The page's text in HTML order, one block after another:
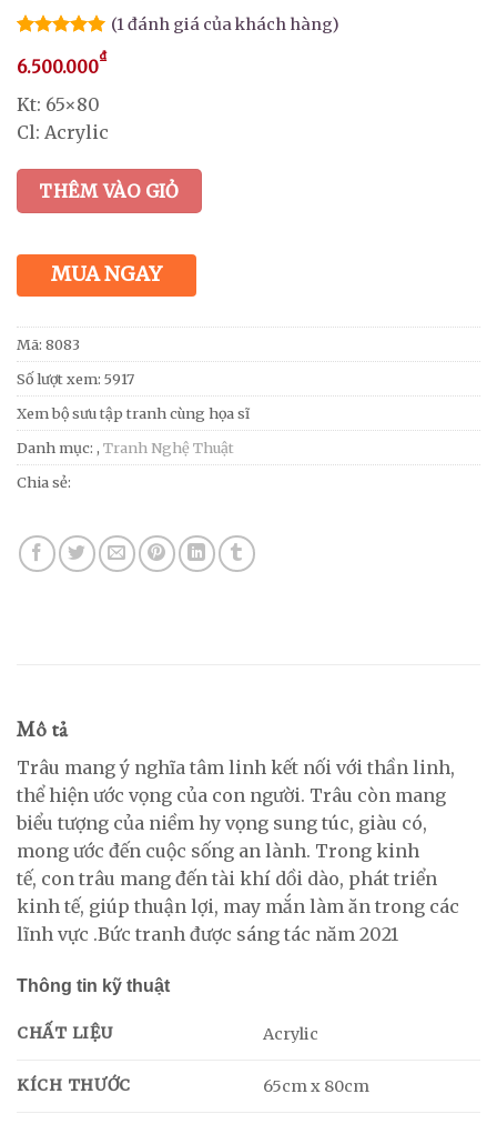
trên 5
dựa trên
(1đánh giá của khách hàng)
6.500.000₫
Kt: 65×80
Cl: Acrylic
THÊM VÀO GIỎ
MUA NGAY
Mã: 8083
Số lượt xem: 5917
Xem bộ sưu tập tranh cùng họa sĩ
Danh mục: , Tranh Nghệ Thuật
Chia sẻ:
Mô tả
Trâu mang ý nghĩa tâm linh kết nối với thần linh,
thể hiện ước vọng của con người. Trâu còn mang
biểu tượng của niềm hy vọng sung túc, giàu có,
mong ước đến cuộc sống an lành. Trong kinh
tế, con trâu mang đến tài khí dồi dào, phát triển
kinh tế, giúp thuận lợi, may mắn làm ăn trong các
lĩnh vực .Bức tranh được sáng tác năm 2021
Thông tin kỹ thuật
CHẤT LIỆU Acrylic
KÍCH THƯỚC 65cm x 80cm